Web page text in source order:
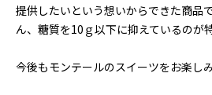
提供したいという想いからできた商品
ん、糖質を10ｇ以下に抑えているのが
今後もモンテールのスイーツをお楽し